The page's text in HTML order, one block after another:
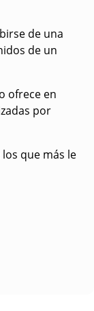
de una
de un
ofrece en
por
que más le